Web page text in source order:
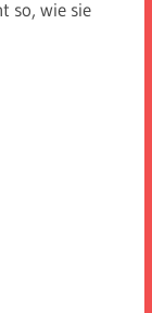
so, wie sie